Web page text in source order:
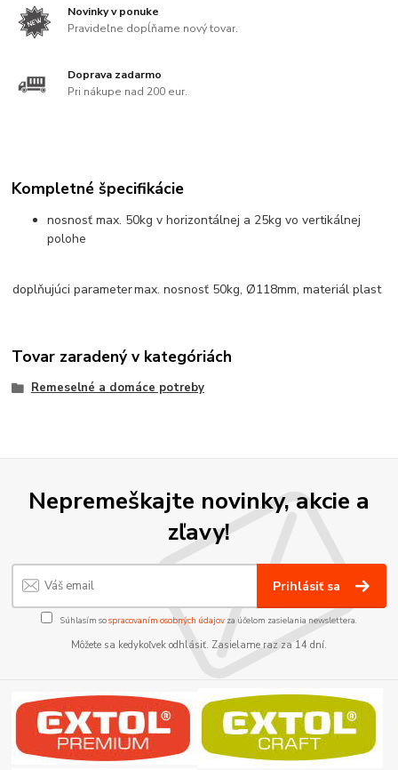
Novinky v ponuke
Pravideľne dopĺňame nový tovar.
Doprava zadarmo
Pri nákupe nad 200 eur.
Kompletné špecifikácie
nosnosť max. 50kg v horizontálnej a 25kg vo vertikálnej
polohe
doplňujúci parametermax. nosnosť 50kg, Ø118mm, materiál plast
Tovar zaradený v kategóriách
Remeselné a domáce potreby
Nepremeškajte novinky, akcie a
zľavy!
Prihlásiť sa
Súhlasím sospracovaním osobných údajov za účelom zasielania newslettera.
Môžete sa kedykoľvek odhlásiť. Zasielame raz za 14 dní.